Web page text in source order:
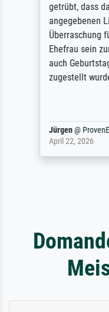
getrübt, dass
angegebenen
Überraschung
Ehefrau sein
auch
zugestellt
Jürgen@
April 22, 2026